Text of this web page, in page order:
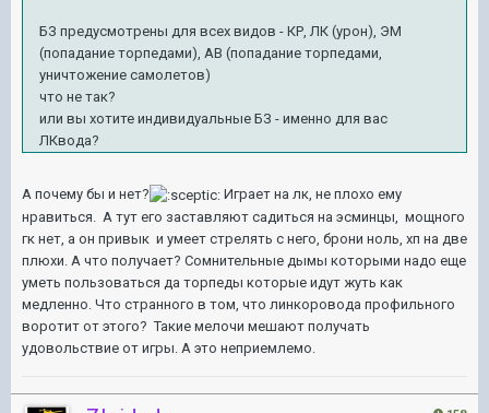
БЗ предусмотрены для всех видов - КР, ЛК (урон), ЭМ
(попадание торпедами), АВ (попадание торпедами,
уничтожение самолетов)
что не так?
или вы хотите индивидуальные БЗ - именно для вас
ЛКвода?
А почему бы и нет?
Играет на лк, не плохо ему
нравиться. А тут его заставляют садиться на эсминцы, мощного
гк нет, а он привык и умеет стрелять с него, брони ноль, хп на две
плюхи. А что получает? Сомнительные дымы которыми надо еще
уметь пользоваться да торпеды которые идут жуть как
медленно. Что странного в том, что линкоровода профильного
воротит от этого? Такие мелочи мешают получать
удовольствие от игры. А это неприемлемо.